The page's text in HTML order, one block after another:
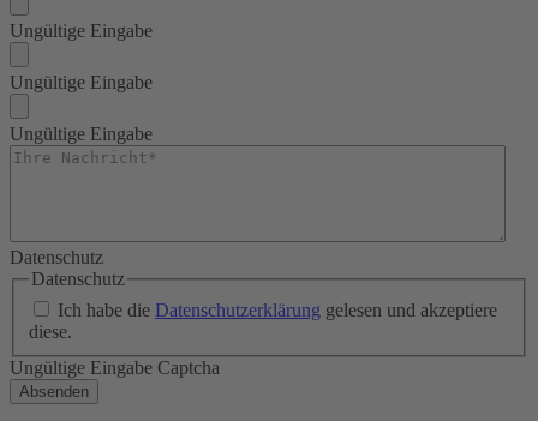
Ungültige Eingabe
Ungültige Eingabe
Ungültige Eingabe
Datenschutz
Datenschutz
Ich habe die Datenschutzerklärung gelesen und akzeptiere
diese.
Ungültige Eingabe Captcha
Absenden